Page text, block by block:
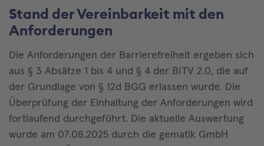
Stand der Vereinbarkeit mit den
Anforderungen
Die Anforderungen der Barrierefreiheit ergeben sich
aus § 3 Absätze 1 bis 4 und § 4 der BITV 2.0, die auf
der Grundlage von § 12d BGG erlassen wurde. Die
Überprüfung der Einhaltung der Anforderungen wird
fortlaufend durchgeführt. Die aktuelle Auswertung
wurde am 07.08.2025 durch die gematik GmbH